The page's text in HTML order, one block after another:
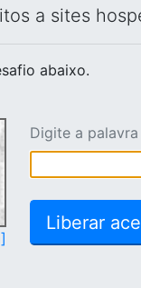
a sites
abaixo.
Digite a